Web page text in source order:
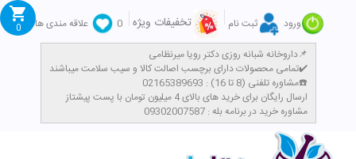
ورود ثبت نام تخفیفات ویژه 0
علاقه مندی ها
داروخانه شبانه روزی دکتر رویا میرنظامی📌
تمامی محصولات دارای برچسب اصالت کالا و سیب سلامت میباشند✔️
مشاوره تلفنی (8 تا 16) : 02165389693☎️
​ارسال رایگان برای خرید های بالای 4 میلیون تومان با پست پیشتاز
مشاوره خرید در برنامه بله : 09302007587
0